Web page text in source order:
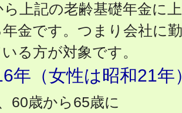
上記の老齢基礎年金に
金です。つまり会社に
いる方が対象です。
年（女性は昭和21
60歳から65歳に